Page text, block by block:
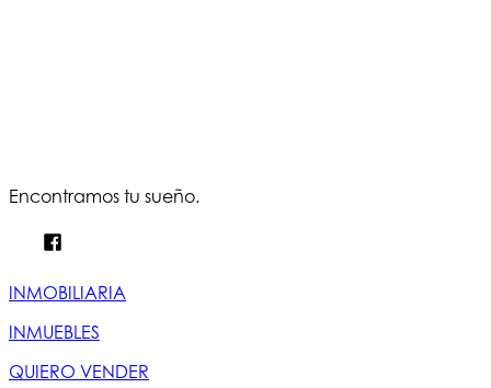
Encontramos tu sueño.
INMOBILIARIA
INMUEBLES
QUIERO VENDER